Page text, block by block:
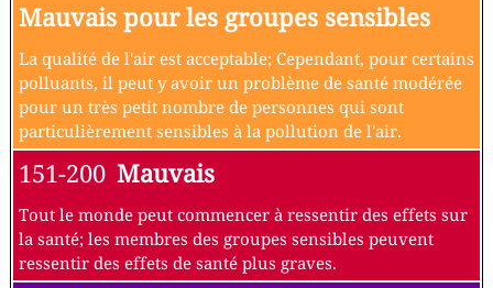
Mauvais pour les groupes sensibles
La qualité de l'air est acceptable; Cependant, pour certains
polluants, il peut y avoir un problème de santé modérée
pour un très petit nombre de personnes qui sont
particulièrement sensibles à la pollution de l'air.
151-200 Mauvais
Tout le monde peut commencer à ressentir des effets sur
la santé; les membres des groupes sensibles peuvent
ressentir des effets de santé plus graves.